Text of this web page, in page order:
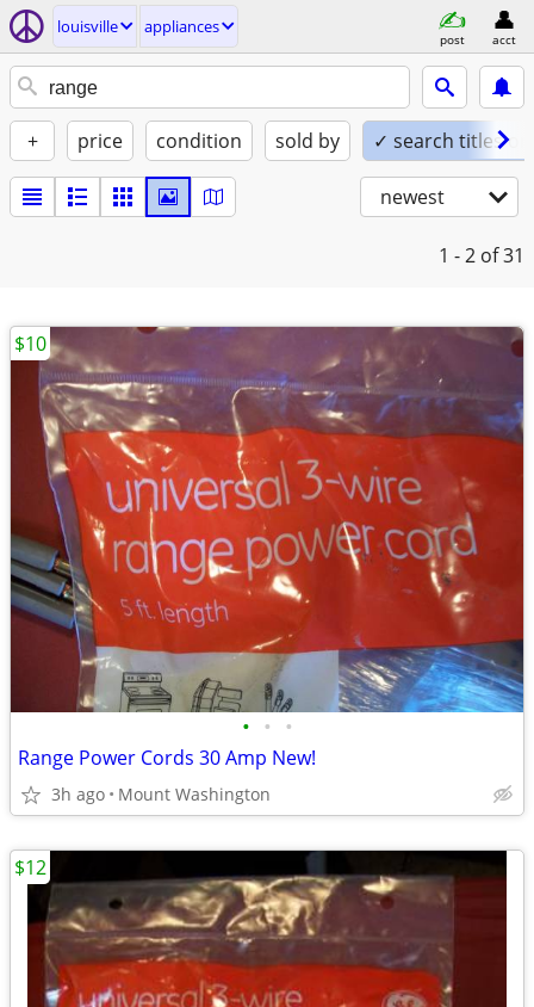
louisville appliances
post acct
+ price condition sold by ✓ search titles
newest
1 - 2 of 31
• • •
Range Power Cords 30 Amp New!
3h ago Mount Washington
$10
$12